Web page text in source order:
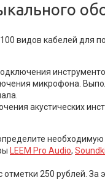
видов кабелей
микрофона.
акустических
LEEM Pro Audio,
250 рублей.